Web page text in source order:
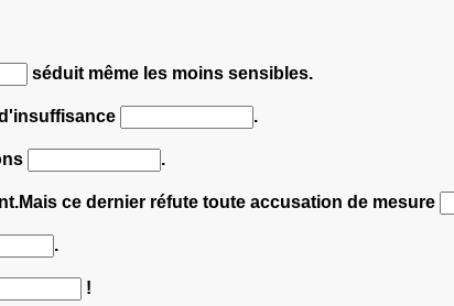
séduit même les moins sensibles.
.
.
ce dernier réfute toute accusation de mesure
.
!